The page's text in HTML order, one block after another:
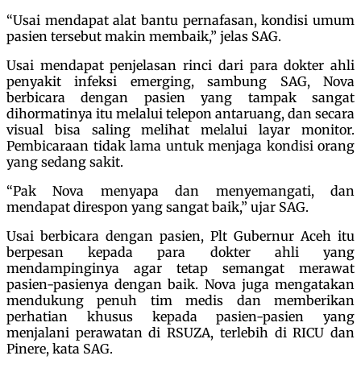
“Usai mendapat alat bantu pernafasan, kondisi umum
pasien tersebut makin membaik,” jelas SAG.
Usai mendapat penjelasan rinci dari para dokter ahli
penyakit infeksi emerging, sambung SAG, Nova
berbicara dengan pasien yang tampak sangat
dihormatinya itu melalui telepon antaruang, dan secara
visual bisa saling melihat melalui layar monitor.
Pembicaraan tidak lama untuk menjaga kondisi orang
yang sedang sakit.
“Pak Nova menyapa dan menyemangati, dan
mendapat direspon yang sangat baik,” ujar SAG.
Usai berbicara dengan pasien, Plt Gubernur Aceh itu
berpesan kepada para dokter ahli yang
mendampinginya agar tetap semangat merawat
pasien-pasienya dengan baik. Nova juga mengatakan
mendukung penuh tim medis dan memberikan
perhatian khusus kepada pasien-pasien yang
menjalani perawatan di RSUZA, terlebih di RICU dan
Pinere, kata SAG.